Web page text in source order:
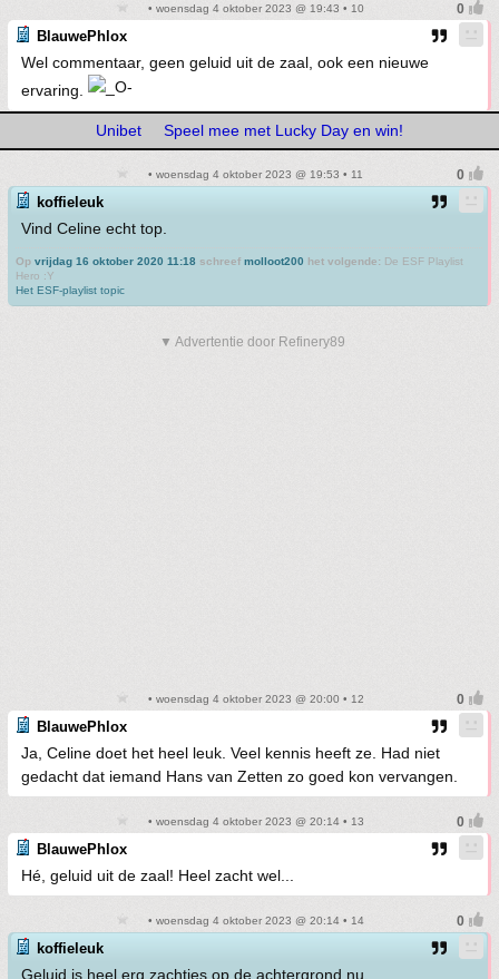
• woensdag 4 oktober 2023 @ 19:43 • 10
BlauwePhlox
Wel commentaar, geen geluid uit de zaal, ook een nieuwe
ervaring.
Unibet Speel mee met Lucky Day en win!
• woensdag 4 oktober 2023 @ 19:53 • 11
koffieleuk
Vind Celine echt top.
Op vrijdag 16 oktober 2020 11:18 schreef molloot200 het volgende: De ESF Playlist
Hero :Y
Het ESF-playlist topic
▼ Advertentie door Refinery89
• woensdag 4 oktober 2023 @ 20:00 • 12
BlauwePhlox
Ja, Celine doet het heel leuk. Veel kennis heeft ze. Had niet
gedacht dat iemand Hans van Zetten zo goed kon vervangen.
• woensdag 4 oktober 2023 @ 20:14 • 13
BlauwePhlox
Hé, geluid uit de zaal! Heel zacht wel...
• woensdag 4 oktober 2023 @ 20:14 • 14
koffieleuk
Geluid is heel erg zachtjes op de achtergrond nu.